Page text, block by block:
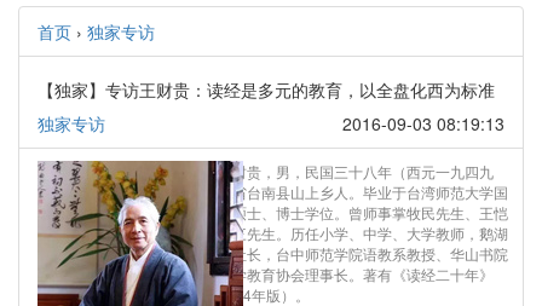
首页 › 独家专访
【独家】专访王财贵：读经是多元的教育，以全盘化西为标准
独家专访
2016-09-03 08:19:13
作者简介：王财贵，男，民国三十八年（西元一九四九
年）生，台湾省台南县山上乡人。毕业于台湾师范大学国
文系。先后获硕士、博士学位。曾师事掌牧民先生、王恺
和先生、牟宗三先生。历任小学、中学、大学教师，鹅湖
月刊社主编、社长，台中师范学院语教系教授、华山书院
院长、台湾汉学教育协会理事长。著有《读经二十年》
（中华书局2014年版）。